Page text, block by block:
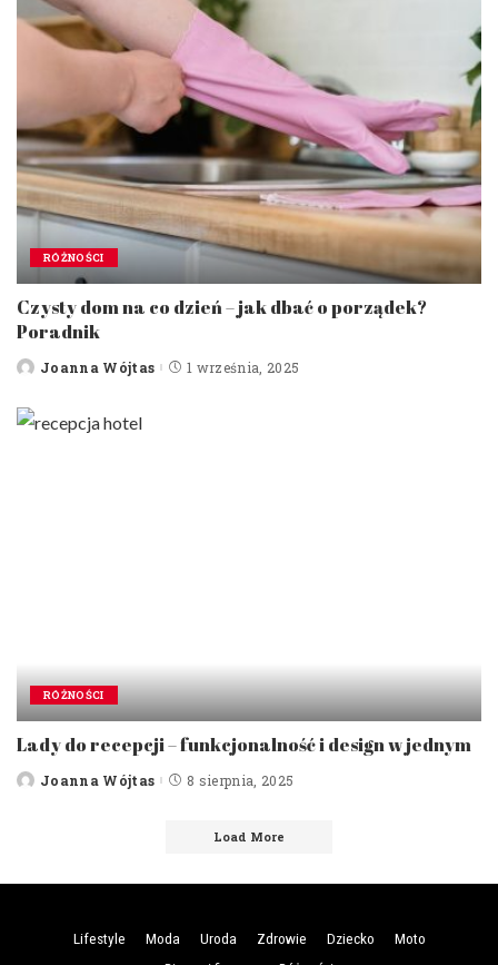
RÓŻNOŚCI
Czysty dom na co dzień – jak dbać o porządek?
Poradnik
PostedJoanna Wójtas 1 września, 2025
RÓŻNOŚCI
Lady do recepcji – funkcjonalność i design w jednym
PostedJoanna Wójtas 8 sierpnia, 2025
Load More
Lifestyle Moda Uroda Zdrowie Dziecko
Moto